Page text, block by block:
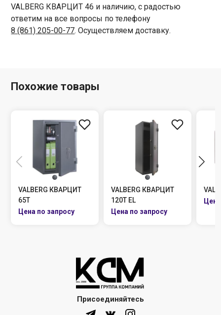
VALBERG КВАРЦИТ 46 и наличию, с радостью
ответим на все вопросы по телефону
8 (861) 205-00-77. Осуществляем доставку.
Похожие товары
VALBERG КВАРЦИТ
65Т
VALBERG КВАРЦИТ
120Т EL
Присоединяйтесь